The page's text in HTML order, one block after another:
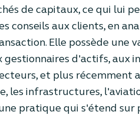
de capitaux, ce qui lui
conseils aux clients, en
Elle possède une
gestionnaires d'actifs, aux
et plus récemment
les infrastructures,
pratique qui s'étend sur